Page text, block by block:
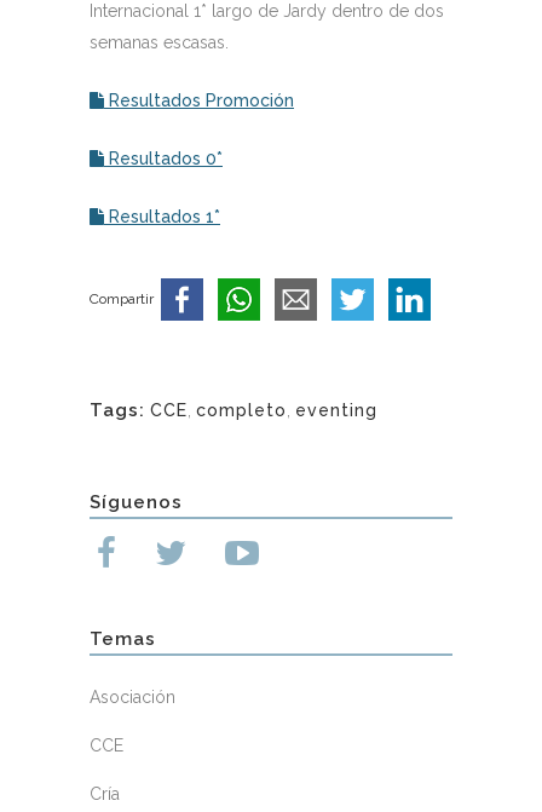
Internacional 1* largo de Jardy dentro de dos
semanas escasas.
Resultados Promoción
Resultados 0*
Resultados 1*
Compartir
Tags: CCE completo eventing
Síguenos
Temas
Asociación
CCE
Cría